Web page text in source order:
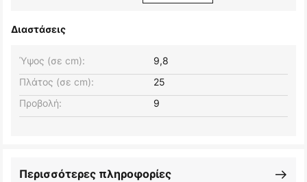
Διαστάσεις
Πλάτος (σε cm): 25
Ύψος (σε cm): 9,8
Προβολή: 9
Περισσότερες πληροφορίες